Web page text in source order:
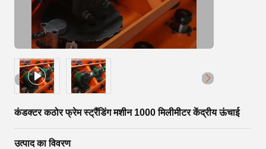
कंडक्टर कठोर फ्रेम स्ट्रैंडिंग मशीन 1000 मिलीमीटर केंद्रीय ऊंचाई
उत्पाद का विवरण